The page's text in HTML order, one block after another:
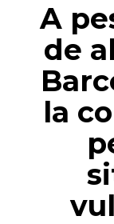
A
de
la